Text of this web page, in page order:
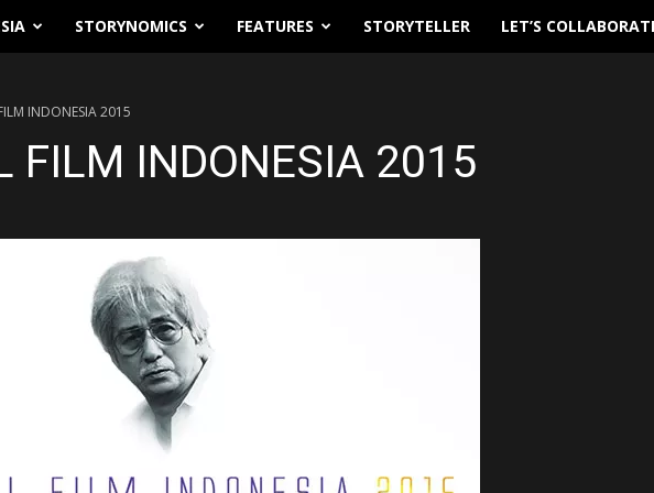
STORYNOMICS FEATURES STORYTELLER LET’S
INDONESIA 2015
FILM INDONESIA 2015